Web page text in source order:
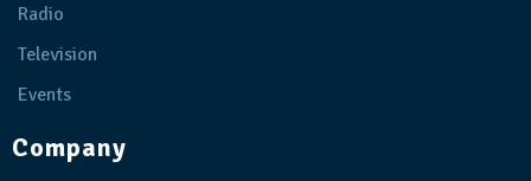
Radio
Television
Events
Company